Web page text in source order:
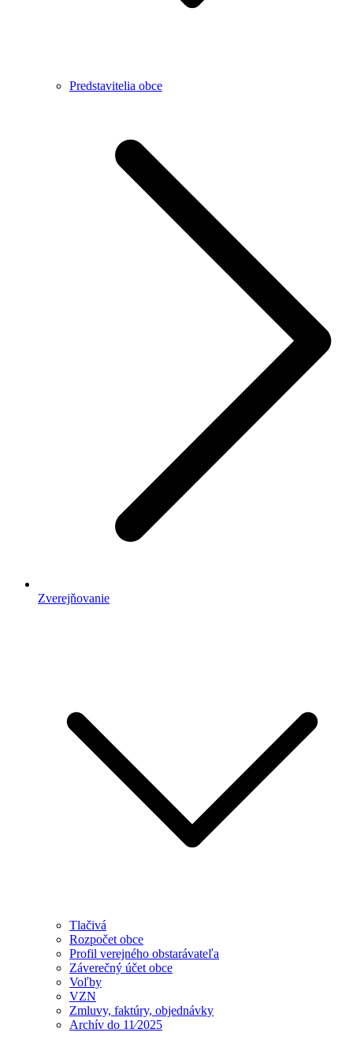
Predstavitelia obce
Zverejňovanie
Tlačivá
Rozpočet obce
Profil verejného obstarávateľa
Záverečný účet obce
Voľby
VZN
Zmluvy, faktúry, objednávky
Archív do 11⁄2025